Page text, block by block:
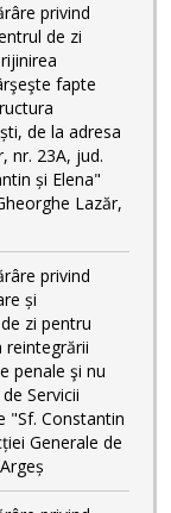
privind
de zi
fapte
de la adresa
nr. 23A, jud.
și Elena"
Lazăr,
privind
și
zi pentru
reintegrării
penale şi nu
Servicii
"Sf. Constantin
Generale de